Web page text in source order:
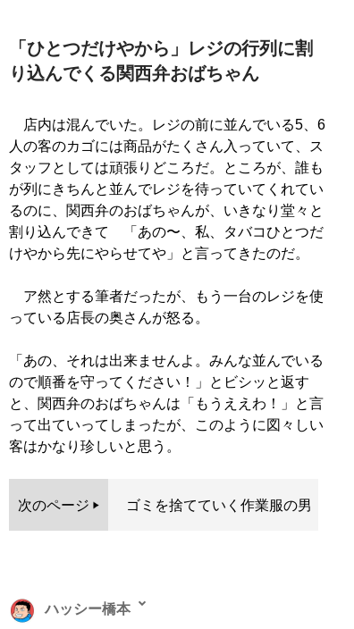
「ひとつだけやから」レジの行列に割
り込んでくる関西弁おばちゃん
店内は混んでいた。レジの前に並んでいる5、6
人の客のカゴには商品がたくさん入っていて、ス
タッフとしては頑張りどころだ。ところが、誰も
が列にきちんと並んでレジを待っていてくれてい
るのに、関西弁のおばちゃんが、いきなり堂々と
割り込んできて 「あの〜、私、タバコひとつだ
けやから先にやらせてや」と言ってきたのだ。
ア然とする筆者だったが、もう一台のレジを使
っている店長の奥さんが怒る。
「あの、それは出来ませんよ。みんな並んでいる
ので順番を守ってください！」とビシッと返す
と、関西弁のおばちゃんは「もうええわ！」と言
って出ていってしまったが、このように図々しい
客はかなり珍しいと思う。
次のページ ゴミを捨てていく作業服の男
ハッシー橋本